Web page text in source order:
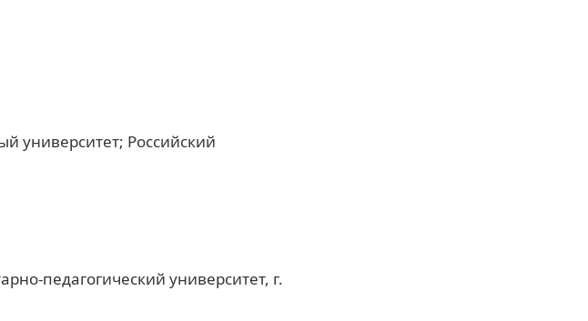
университет; Российский
педагогический университет, г.